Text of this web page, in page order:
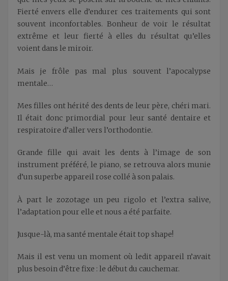
Fierté envers elle d’endurer ces traitements qui sont
souvent inconfortables. Bonheur de voir le résultat
extrême et leur fierté à elles du résultat qu’elles
voient dans le miroir.
Mais je frôle pas mal plus souvent l’apocalypse
mentale…
Mes filles ont hérité des dents de leur père, chéri mari.
Il était donc primordial pour leur santé dentaire et
respiratoire d’aller vers l’orthodontie.
Grande fille qui avait les dents à l’image de son
instrument préféré, le piano, se retrouva alors munie
d’un superbe appareil rose collé à son palais.
À part le zozotage un peu rigolo et l’extra salive,
l’adaptation pour elle et nous a été parfaite.
Jusque-là, ma santé mentale était top shape!
Mais il est venu un moment où ledit appareil n’avait
plus besoin d’être fixe : le début du cauchemar.